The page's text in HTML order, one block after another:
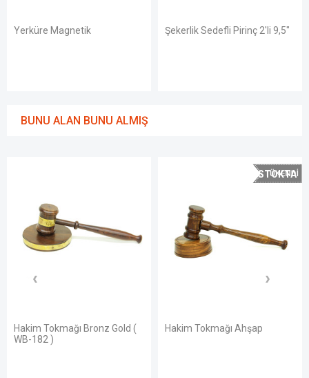
Yerküre Magnetik Şekerlik Sedefli Pirinç 2'li 9,5"
BUNU ALAN BUNU ALMIŞ
Hakim Tokmağı Bronz Gold (
WB-182 )
STOKTA
Hakim Tokmağı Ahşap